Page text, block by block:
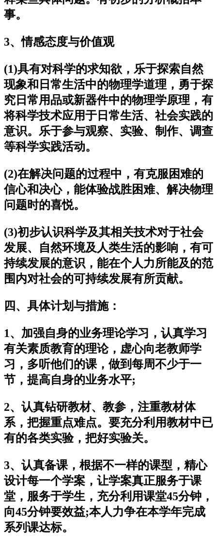
事。
3、情感态度与价值观
(1)具有对科学的求知欲，乐于探索自然
现象和日常生活中的物理学道理，勇于探
究日常用品或新器件中的物理学原理，有
将科学技术应用于日常生活、社会实践的
意识。乐于参与观察、实验、制作、调查
等科学实践活动。
(2)在解决问题的过程中，有克服困难的
信心和决心，能体验战胜困难、解决物理
问题时的喜悦。
(3)初步认识科学及其相关技术对于社会
发展、自然环境及人类生活的影响，有可
持续发展的意识，能在个人力所能及的范
围内对社会的可持续发展有所贡献。
四、具体计划与措施：
1、加强自身的业务理论学习，认真学习
有关素质教育的理论，虚心向老教师学
习，多听他们的课，做到每周不少于一
节，提高自身的业务水平;
2、认真钻研教材、教参，注重教材体
系，把握重点难点。要充分利用教材中已
有的各类实验，把好实验关。
3、认真备课，根据不一样的课型，精心
设计每一个学案，让学案真正服务于课
堂，服务于学生，充分利用课堂45分钟，
向45分钟要效益;本人力争在本学年完成
系列课达标。